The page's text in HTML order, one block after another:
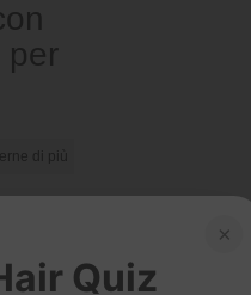
per
×
Quiz